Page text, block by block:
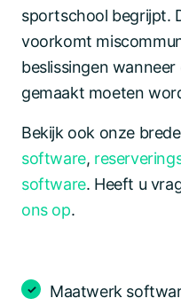
sportschool begrijpt.
voorkomt
beslissingen
gemaakt moeten
Bekijk ook onze
software,
software. Heeft u
ons op.
Maatwerk